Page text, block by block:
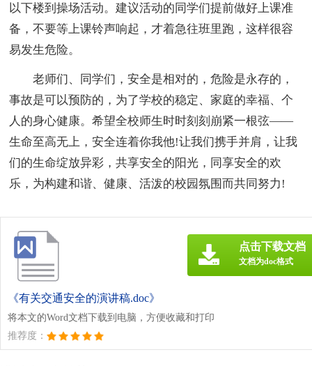
以下楼到操场活动。建议活动的同学们提前做好上课准
备，不要等上课铃声响起，才着急往班里跑，这样很容
易发生危险。
老师们、同学们，安全是相对的，危险是永存的，
事故是可以预防的，为了学校的稳定、家庭的幸福、个
人的身心健康。希望全校师生时时刻刻崩紧一根弦——
生命至高无上，安全连着你我他!让我们携手并肩，让我
们的生命绽放异彩，共享安全的阳光，同享安全的欢
乐，为构建和谐、健康、活泼的校园氛围而共同努力!
《有关交通安全的演讲稿.doc》
将本文的Word文档下载到电脑，方便收藏和打印
推荐度：
点击下载文档
文档为doc格式